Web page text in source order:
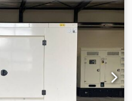
1000 l Entre em
mais informações. =
Bateria - Quadro de
cisterna